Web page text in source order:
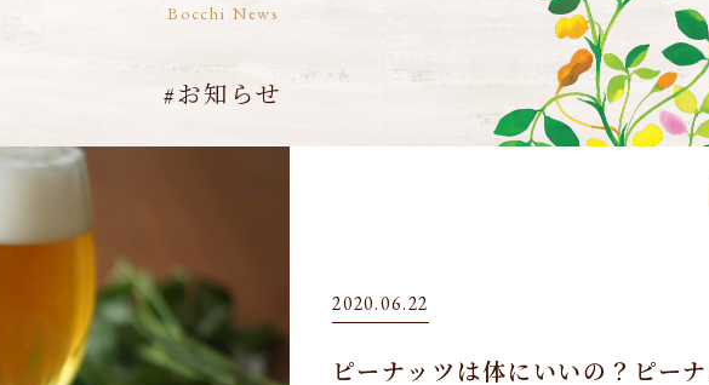
Bocchi News
#お知らせ
2020.06.22
ピーナッツは体にいいの？ピー